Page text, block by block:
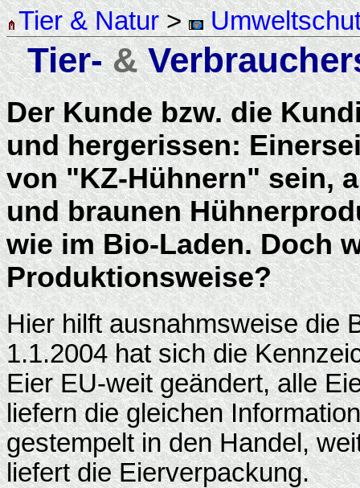
Tier & Natur>
Tier- &
Der Kunde bzw. die
und hergerissen:
von "KZ-Hühnern" sein,
und braunen
wie im Bio-Laden. Doch
Produktionsweise?
Hier hilft ausnahmsweise die
1.1.2004 hat sich die
Eier EU-weit geändert, alle
liefern die gleichen
gestempelt in den Handel,
liefert die Eierverpackung.